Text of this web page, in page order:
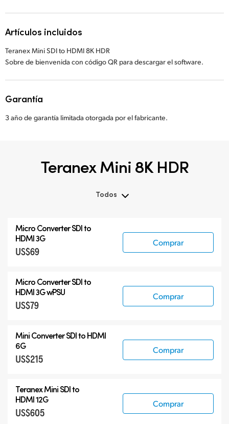
Artículos incluidos
Teranex Mini SDI to HDMI 8K HDR
Sobre de bienvenida con código QR para descargar el software.
Garantía
3 año de garantía limitada otorgada por el fabricante.
Teranex Mini 8K HDR
Todos
Teranex Mini 8K HDR
Teranex SDI to HDMI
Micro ConverterSDI to
HDMI 3G
US$69
Comprar
Micro ConverterSDI to
HDMI 3G wPSU
US$79
Comprar
Mini Converter SDI to HDMI
6G
US$215
Comprar
Teranex Mini SDI to
HDMI 12G
US$605
Comprar